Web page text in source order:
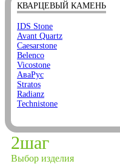
КВАРЦЕВЫЙ КАМЕНЬ
IDS Stone
Avant Quartz
Caesarstone
Belenco
Vicostone
АваРус
Stratos
Radianz
Technistone
2шаг
Выбор изделия